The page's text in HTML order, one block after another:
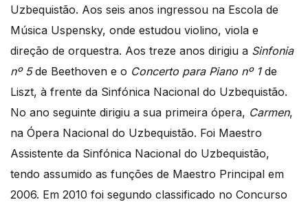
Uzbequistão. Aos seis anos ingressou na Escola de
Música Uspensky, onde estudou violino, viola e
direção de orquestra. Aos treze anos dirigiu a Sinfonia
nº 5de Beethoven e o Concerto para Piano nº 1de
Liszt, à frente da Sinfónica Nacional do Uzbequistão.
No ano seguinte dirigiu a sua primeira ópera, Carmen,
na Ópera Nacional do Uzbequistão. Foi Maestro
Assistente da Sinfónica Nacional do Uzbequistão,
tendo assumido as funções de Maestro Principal em
2006. Em 2010 foi segundo classificado no Concurso